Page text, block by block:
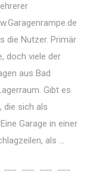
die Nutzer. Primär
doch viele der
aus Bad
Gibt es
die sich als
Garage in einer
als ...